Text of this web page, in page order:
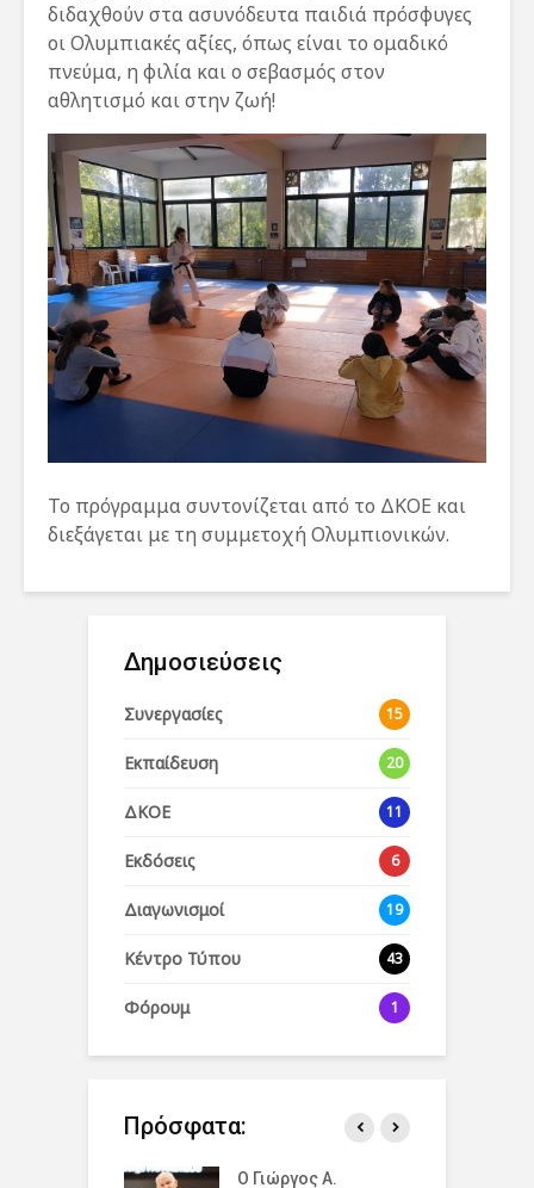
διδαχθούν στα ασυνόδευτα παιδιά πρόσφυγες
οι Ολυμπιακές αξίες, όπως είναι το ομαδικό
πνεύμα, η φιλία και ο σεβασμός στον
αθλητισμό και στην ζωή!
Το πρόγραμμα συντονίζεται από το ΔΚΟΕ και
διεξάγεται με τη συμμετοχή Ολυμπιονικών.
Δημοσιεύσεις
Συνεργασίες 15
Εκπαίδευση 20
ΔΚΟΕ 11
Εκδόσεις 6
Διαγωνισμοί 19
Κέντρο Τύπου 43
Φόρουμ 1
Πρόσφατα:
Ο Γιώργος Α.